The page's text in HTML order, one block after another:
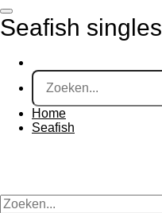
Ga
direct
hoofdinhoud
Seafish singles
Home
Seafish